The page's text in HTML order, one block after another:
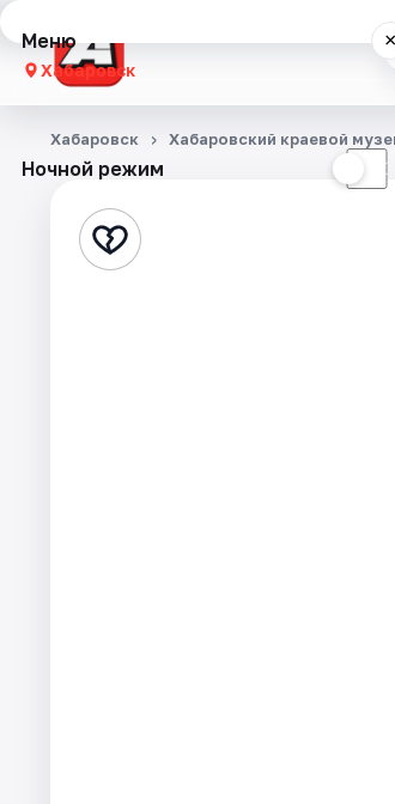
Меню ×
Хабаровск
Концерты
Стендап
Ночной режим ☾
Хабаровск Хабаровский краевой